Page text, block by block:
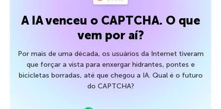
A IA venceu o CAPTCHA. O que
vem por aí?
Por mais de uma década, os usuários da Internet tiveram
que forçar a vista para enxergar hidrantes, pontes e
bicicletas borradas, até que chegou a IA. Qual é o futuro
do CAPTCHA?